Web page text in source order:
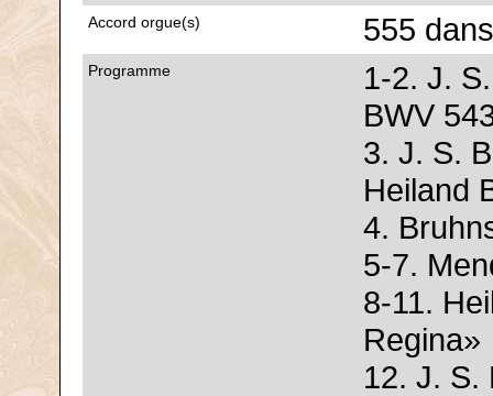
Accord orgue(s) 555
Programme
1-2. J.
BWV
3. J. S.
Heiland
4.
5-7.
8-11.
Regina»
12. J. S.